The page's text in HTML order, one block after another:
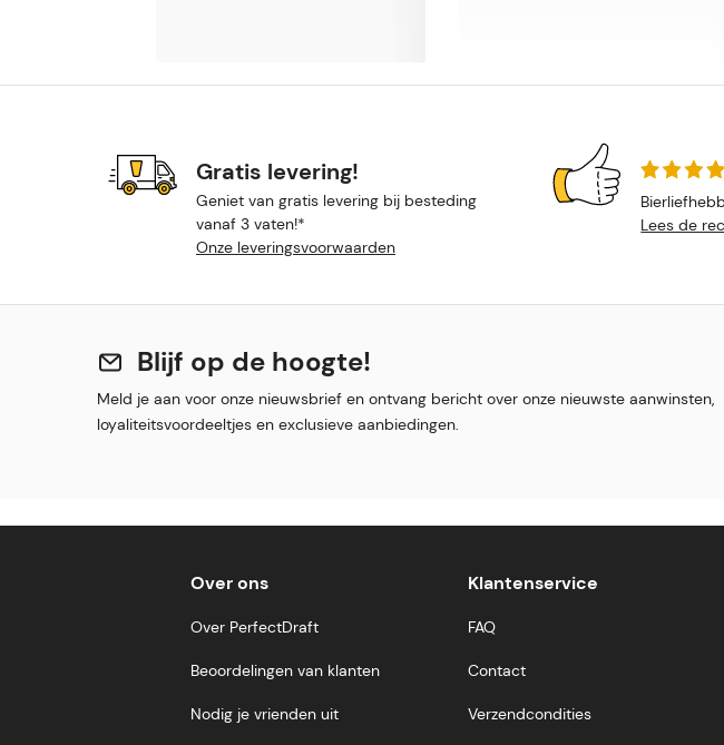
Gratis levering!
Geniet van gratis levering bij besteding
vanaf 3 vaten!*
Onze leveringsvoorwaarden
Lees de
Blijf op de hoogte!
Meld je aan voor onze nieuwsbrief en ontvang bericht over onze nieuwste aanwinsten,
loyaliteitsvoordeeltjes en exclusieve aanbiedingen.
Over ons
Over PerfectDraft
Beoordelingen van klanten
Nodig je vrienden uit
Klantenservice
FAQ
Contact
Verzendcondities